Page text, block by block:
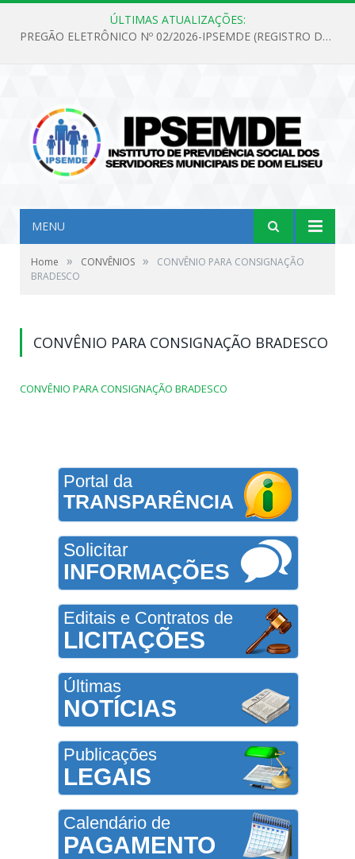
ÚLTIMAS ATUALIZAÇÕES:
PREGÃO ELETRÔNICO Nº 02/2026-IPSEMDE (REGISTRO DE PREÇOS PARA FUTURA E EVENTUAL AQUISIÇÃO DE MATERIAL DE LIMPEZA E GÊNEROS ALIMENTÍCIOS PARA ATENDER AS NECESSIDADES DO INSTITUTO DE PREVIDÊNCIA SOCIAL DOS SERVIDORES MUNICIPAIS DE DOM ELISEU.)
MENU
Home » CONVÊNIOS »
CONVÊNIO PARA CONSIGNAÇÃO
BRADESCO
CONVÊNIO PARA CONSIGNAÇÃO BRADESCO
CONVÊNIO PARA CONSIGNAÇÃO BRADESCO
Portal da
TRANSPARÊNCIA
Solicitar
INFORMAÇÕES
Editais e Contratos de
LICITAÇÕES
Últimas
NOTÍCIAS
Publicações
LEGAIS
Calendário de
PAGAMENTO